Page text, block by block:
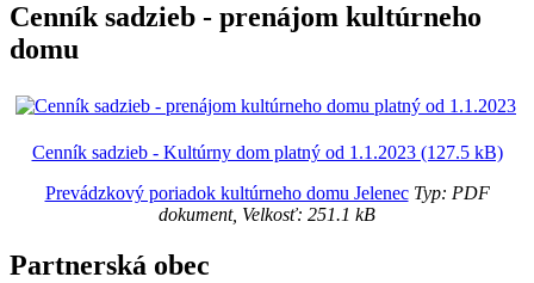
Cenník sadzieb - prenájom kultúrneho
domu
Cenník sadzieb - Kultúrny dom platný od 1.1.2023 (127.5 kB)
Prevádzkový poriadok kultúrneho domu JelenecTyp: PDF
dokument, Velkosť: 251.1 kB
Partnerská obec